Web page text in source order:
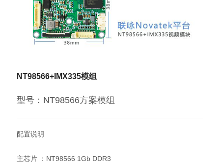
NT98566+IMX335模组
型号：NT98566方案模组
配置说明
主芯片 ：NT98566 1Gb DDR3